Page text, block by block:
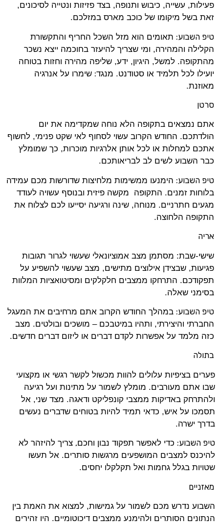
פעילות, עשייה, כיבוש ותנופה, בצד פזיזות ונטייה לסיכונים,
זאת בשל מיקומו של כוכב מארס במזלכם.
טיפ השבוע:תאומים הוא מזל השכל החריף והתקשורת
הקלילה והמהירה, ומי שצריך להיעזר בחוכמה ייצא נשכר
מהתקופה. למשל, היגיון, ידע, שליפה מהירה וחזות בטוחה
יועילו לכל תלמיד או סטודנט. מנגד:שימרו על אנרגיה
מאוזנת.
סרטן
אתם נמצאים בתקופה הלא נוחה שמקדימה את יום
הולדתכם. החודש הקרוב עשוי לסחוף לאי שקט פנימי, לחשוף
אתכם למחלות או לכל אותן אלרגיות מוכרות, כך שמומלץ
כבר השבוע לשים לב לבריאותכם.
טיפ השבוע:הימנעו ממשימות מלחיצות שדורשות מכם עמידה
בלוחות זמנים. התקופה מקשה פיזית ובנוסף עשויה לעודד
מגעים חתרניים. מנוחה, שינה ורגיעה יסייעו לכם לצלוח את
התקופה הלחוצה.
אריה
שישי-שבת: מסתמן מצב אמוציונאלי שעשוי לגרור תגובות
פגיעות, שבצידן אילוצים מתישים, מצב שעשוי להשפיע על
תפקודכם. התרחקו ממצבים חלקלקים ומסיטואציות המלוות
בסימני שאלה.
טיפ השבוע:במהלך החודש הקרוב אתם מרחיבים את המעגל
החברתי והיצירתי, ותהיו במיטבכם – מושכים ובולטים. מצב
כזה מלמד על אפשרות לקדם דברים או ליזום דברים חדשים.
בתולה
פערים בציפיות עלולים להוות מכשול לקשר רגשי או מקצועי
שבו אתם מעורבים. מומלץ לשמור על מתינות ועל רגיעה
ולהתרחק באדיקות ממצבי קונפליקט ודאגה. מצד שני, אל
תסמכו על איש, כדאי תמיד להיות בטוחים שדברים נעשים
בדרך ישרה.
טיפ השבוע:כדי לאפשר תפקוד נבון וחכם,צריך להיזהר לא
להיכנס למצבים המושפעים מרגשות סותרים. אל תעשו
שטויות בגלל גחמות ואל תקלקלו יחסים.
מאזניים
השבוע נדרש מכם לשמור על גמישות, למצוא את האמת בין
הנתונים הסותרים ולהימנע ממצבים דיכוטומיים. היו זהירים